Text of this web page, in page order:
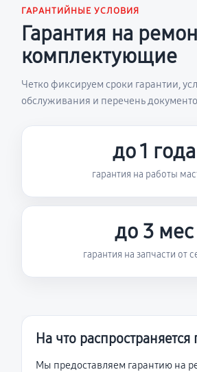
ГАРАНТИЙНЫЕ УСЛОВИЯ
Гарантия на
комплектующие
Четко фиксируем сроки гарантии,
обслуживания и перечень
до 1 года
гарантия на работы
до 3 мес
гарантия на запчасти от
На что распространяется
Мы предоставляем гарантию на